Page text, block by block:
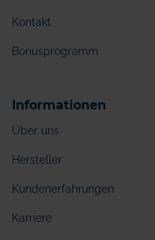
Kontakt
Bonusprogramm
Informationen
Über uns
Hersteller
Kundenerfahrungen
Karriere